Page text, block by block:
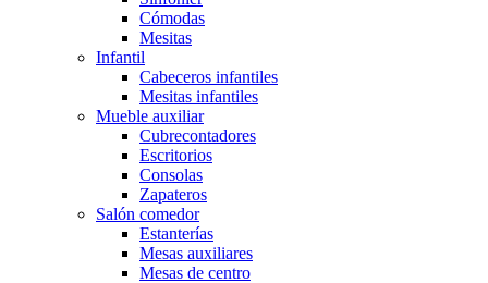
Cómodas
Mesitas
Infantil
Cabeceros infantiles
Mesitas infantiles
Mueble auxiliar
Cubrecontadores
Escritorios
Consolas
Zapateros
Salón comedor
Estanterías
Mesas auxiliares
Mesas de centro